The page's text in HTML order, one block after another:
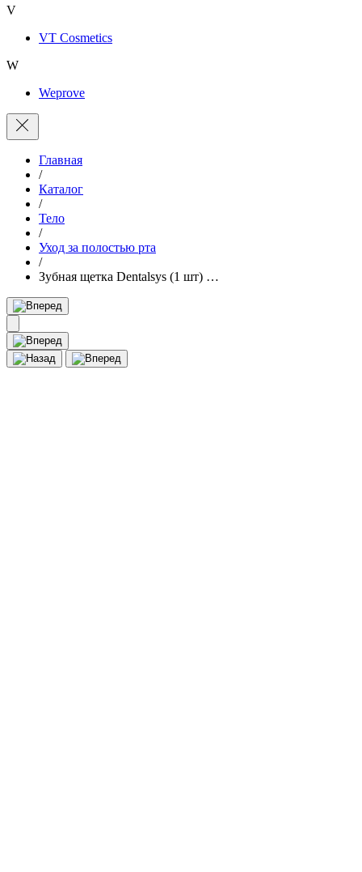
V
VT Cosmetics
W
Weprove
Главная
/
Каталог
/
Тело
/
Уход за полостью рта
/
Зубная щетка Dentalsys (1 шт) …